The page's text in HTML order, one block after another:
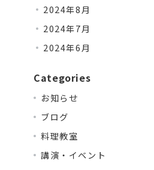
2024年8月
2024年7月
2024年6月
Categories
お知らせ
ブログ
料理教室
講演・イベント